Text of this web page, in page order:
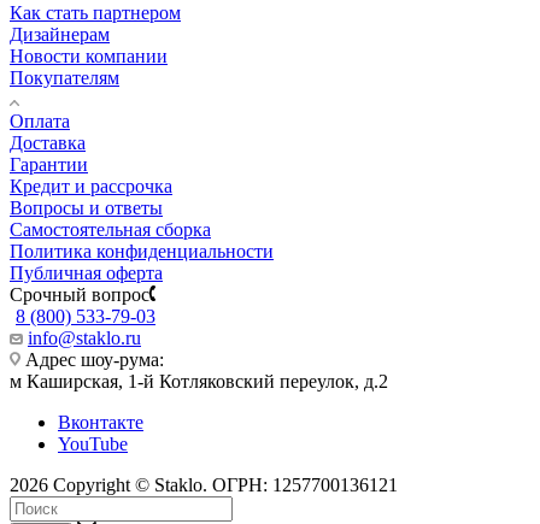
Как стать партнером
Дизайнерам
Новости компании
Покупателям
Оплата
Доставка
Гарантии
Кредит и рассрочка
Вопросы и ответы
Самостоятельная сборка
Политика конфиденциальности
Публичная оферта
Срочный вопрос
8 (800) 533-79-03
info@staklo.ru
Адрес шоу-рума:
м Каширская, 1-й Котляковский переулок, д.2
Вконтакте
YouTube
2026 Copyright © Staklo. ОГРН: 1257700136121